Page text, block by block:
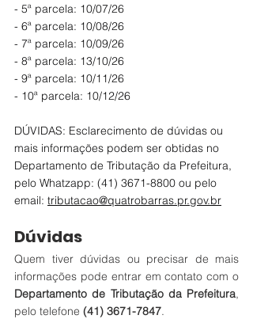
- 5ª parcela: 10/07/26
- 6ª parcela: 10/08/26
- 7ª parcela: 10/09/26
- 8ª parcela: 13/10/26
- 9ª parcela: 10/11/26
- 10ª parcela: 10/12/26
DÚVIDAS: Esclarecimento de dúvidas ou
mais informações podem ser obtidas no
Departamento de Tributação da Prefeitura,
pelo Whatzapp: (41) 3671-8800 ou pelo
email: tributacao@quatrobarras.pr.gov.br
Dúvidas
Quem tiver dúvidas ou precisar de mais
Departamento de Tributação da Prefeitura,
pelo telefone (41) 3671-7847.